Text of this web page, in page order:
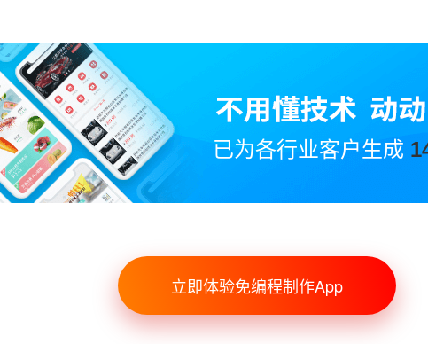
已为各行业客户生成
立即体验免编程制作App